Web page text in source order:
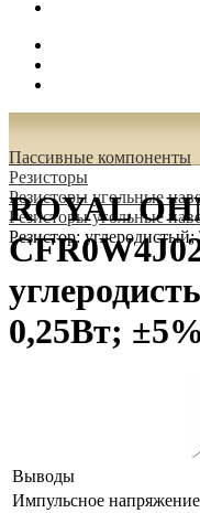
Пассивные компоненты
Резисторы
Резисторы угольные
Резисторы угольные
Резистор:
ROYAL
0,25Вт;
Выводы
Импульсное